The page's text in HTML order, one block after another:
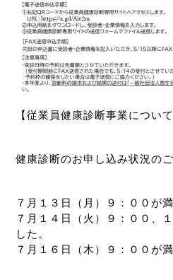
【 従業員健康診断事業について
健康診断のお申し込み状況のご
７月１３日（月）９：００が
７月１４日（火）９：００、
した。
７月１６日（木）９：００が